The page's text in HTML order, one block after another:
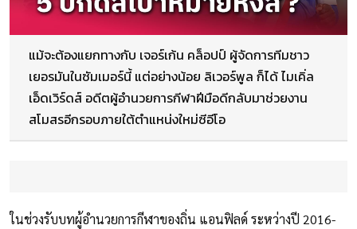
แม้จะต้องแยกทางกับ เจอร์เก้น คล็อปป์ ผู้จัดการทีมชาว
เยอรมันในซัมเมอร์นี้ แต่อย่างน้อย ลิเวอร์พูล ก็ได้ ไมเคิ่ล
เอ็ดเวิร์ดส์ อดีตผู้อำนวยการกีฬาฝีมือดีกลับมาช่วยงาน
สโมสรอีกรอบภายใต้ตำแหน่งใหม่ซีอีโอ
ในช่วงรับบทผู้อำนวยการกีฬาของถิ่น แอนฟิลด์ ระหว่างปี 2016-